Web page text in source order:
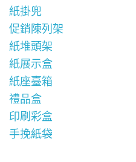
紙掛兜
促銷陳列架
紙堆頭架
紙展示盒
紙座臺箱
禮品盒
印刷彩盒
手挽紙袋